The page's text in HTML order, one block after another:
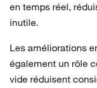
en temps réel,
inutile.
Les améliorations
également un rôle
vide réduisent